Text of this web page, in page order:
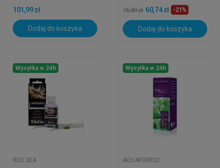
101,99 zł
Dodaj do koszyka
76,89 zł 60,74 zł -21%
Dodaj do koszyka
Wysyłka w 24h
RED SEA
Wysyłka w 24h
AQUAFOREST